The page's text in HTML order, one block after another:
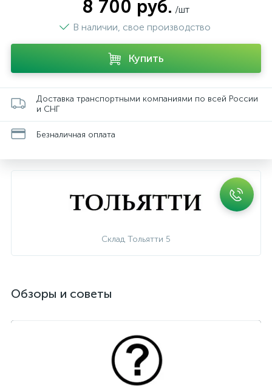
8 700 руб. /шт
В наличии, свое производство
Купить
Доставка транспортными компаниями по всей России
и СНГ
Безналичная оплата
Склад Тольятти 5
Обзоры и советы